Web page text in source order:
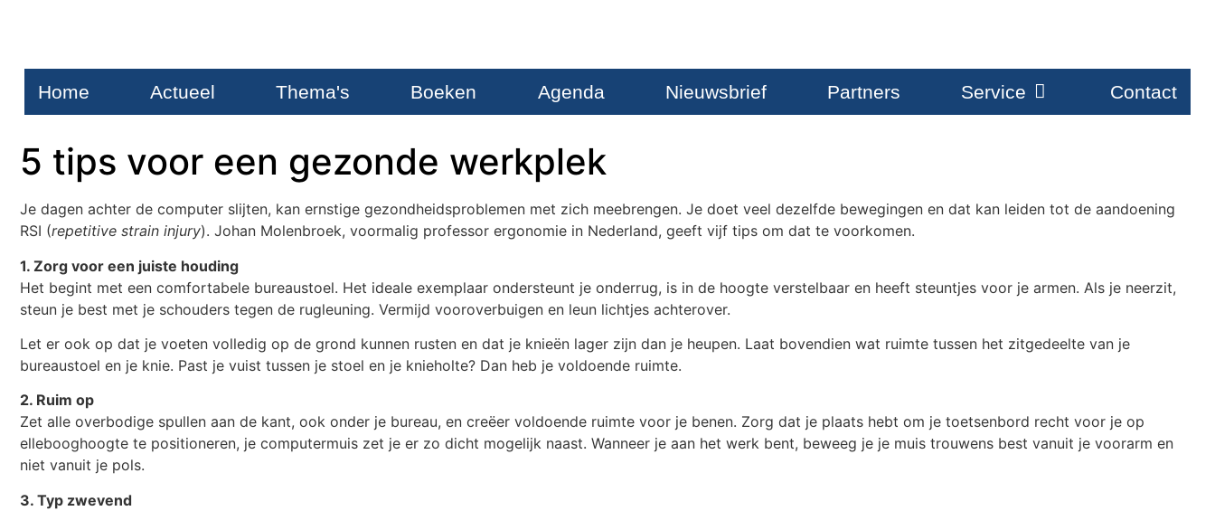
Home Actueel Thema's Boeken Agenda Nieuwsbrief Partners Service Contact
5 tips voor een gezonde werkplek
Je dagen achter de computer slijten, kan ernstige gezondheidsproblemen met zich meebrengen. Je doet veel dezelfde bewegingen en dat kan leiden tot de aandoening
RSI (repetitive strain injury). Johan Molenbroek, voormalig professor ergonomie in Nederland, geeft vijf tips om dat te voorkomen.
1. Zorg voor een juiste houding
Het begint met een comfortabele bureaustoel. Het ideale exemplaar ondersteunt je onderrug, is in de hoogte verstelbaar en heeft steuntjes voor je armen. Als je neerzit,
steun je best met je schouders tegen de rugleuning. Vermijd vooroverbuigen en leun lichtjes achterover.
Let er ook op dat je voeten volledig op de grond kunnen rusten en dat je knieën lager zijn dan je heupen. Laat bovendien wat ruimte tussen het zitgedeelte van je
bureaustoel en je knie. Past je vuist tussen je stoel en je knieholte? Dan heb je voldoende ruimte.
2. Ruim op
Zet alle overbodige spullen aan de kant, ook onder je bureau, en creëer voldoende ruimte voor je benen. Zorg dat je plaats hebt om je toetsenbord recht voor je op
ellebooghoogte te positioneren, je computermuis zet je er zo dicht mogelijk naast. Wanneer je aan het werk bent, beweeg je je muis trouwens best vanuit je voorarm en
niet vanuit je pols.
3. Typ zwevend